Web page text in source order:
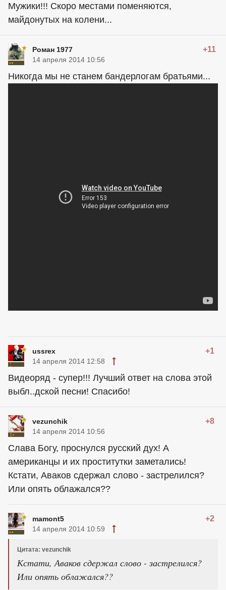
Мужики!!! Скоро местами поменяются,
майдонутых на колени...
Роман 1977 +11
14 апреля 2014 10:56
Никогда мы не станем бандерлогам братьями...
ussrex +1
14 апреля 2014 12:58
Видеоряд - супер!!! Лучший ответ на слова этой
выбл..дской песни! Спасибо!
vezunchik +8
14 апреля 2014 10:56
Слава Богу, проснулся русский дух! А
американцы и их проститутки заметались!
Кстати, Аваков сдержал слово - застрелился?
Или опять облажался??
mamont5 +2
14 апреля 2014 10:59
Цитата: vezunchik
Кстати, Аваков сдержал слово - застрелился?
Или опять облажался??